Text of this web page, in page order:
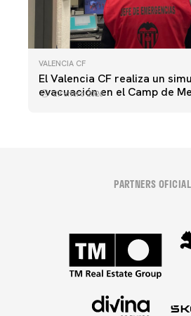
VALENCIA CF
El Valencia CF realiza un
evacuación en el Camp de
27 enero 2026
PARTNERS